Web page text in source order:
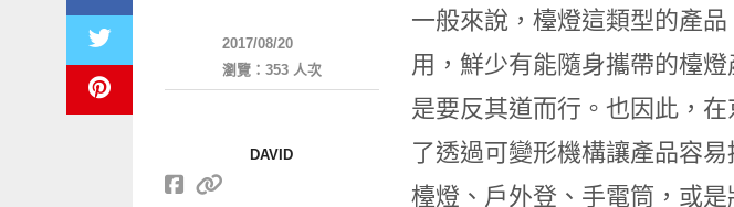
一般來說，檯燈這類型的產
用，鮮少有能隨身攜帶的檯
是要反其道而行。也因此，
了透過可變形機構讓產品容
檯燈、戶外登、手電筒，或
2017/08/20
瀏覽：353 人次
DAVID